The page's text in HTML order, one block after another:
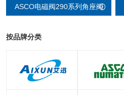
ASCO电磁阀290系列角座阀
按品牌分类